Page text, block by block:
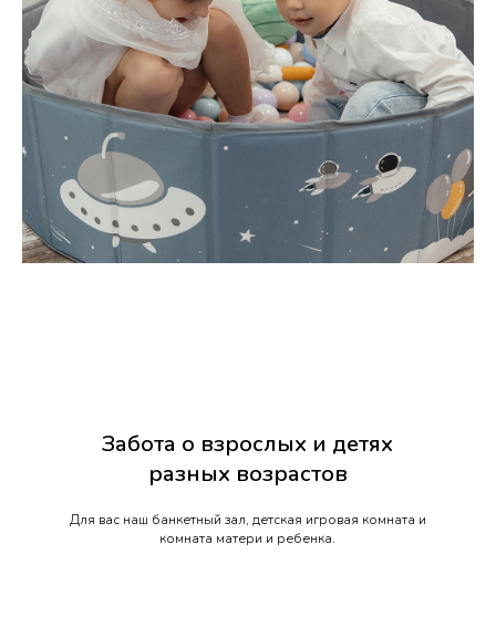
Забота о взрослых и детях
разных возрастов
Для вас наш банкетный зал, детская игровая комната и
комната матери и ребенка.
ПОЗВОНИТЬ
НАПИСАТЬ
У нас с вами получится идеальный
праздник!